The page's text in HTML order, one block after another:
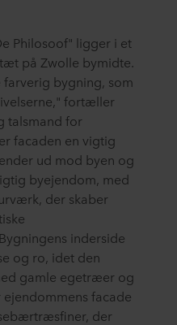
Philosoof" ligger i et
på Zwolle bymidte.
bygning, som
fortæller
talsmand for
facaden en vigtig
ud mod byen og
byejendom, med
der skaber
inderside
og ro, idet den
gamle egetræer og
ejendommens facade
der